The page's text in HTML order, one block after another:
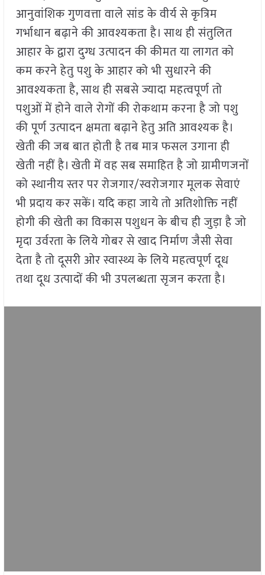
आनुवांशिक गुणवत्ता वाले सांड के वीर्य से कृत्रिम
गर्भाधान बढ़ाने की आवश्यकता है। साथ ही संतुलित
आहार के द्वारा दुग्ध उत्पादन की कीमत या लागत को
कम करने हेतु पशु के आहार को भी सुधारने की
आवश्यकता है, साथ ही सबसे ज्यादा महत्वपूर्ण तो
पशुओं में होने वाले रोगों की रोकथाम करना है जो पशु
की पूर्ण उत्पादन क्षमता बढ़ाने हेतु अति आवश्यक है।
खेती की जब बात होती है तब मात्र फसल उगाना ही
खेती नहीं है। खेती में वह सब समाहित है जो ग्रामीणजनों
को स्थानीय स्तर पर रोजगार/स्वरोजगार मूलक सेवाएं
भी प्रदाय कर सकें। यदि कहा जाये तो अतिशोक्ति नहीं
होगी की खेती का विकास पशुधन के बीच ही जुड़ा है जो
मृदा उर्वरता के लिये गोबर से खाद निर्माण जैसी सेवा
देता है तो दूसरी ओर स्वास्थ्य के लिये महत्वपूर्ण दूध
तथा दूध उत्पादों की भी उपलब्धता सृजन करता है।